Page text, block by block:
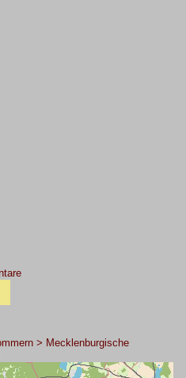
> Mecklenburgische